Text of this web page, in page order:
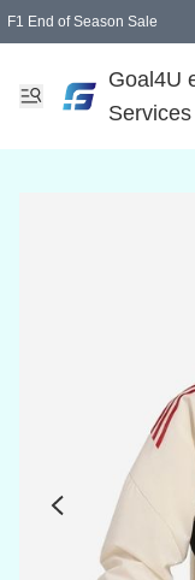
F1 End of Season Sale
Goal4U